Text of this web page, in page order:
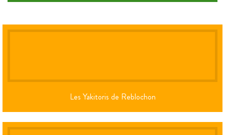
Les Yakitoris de Reblochon